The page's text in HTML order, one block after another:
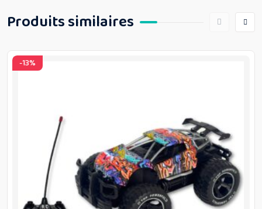
Produits similaires
-13%